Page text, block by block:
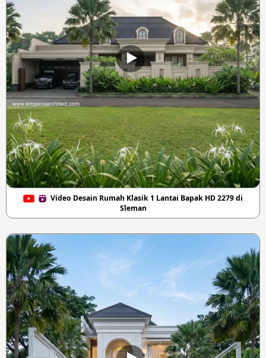
Video Desain Rumah Klasik 1 Lantai Bapak HD 2279 di
Sleman